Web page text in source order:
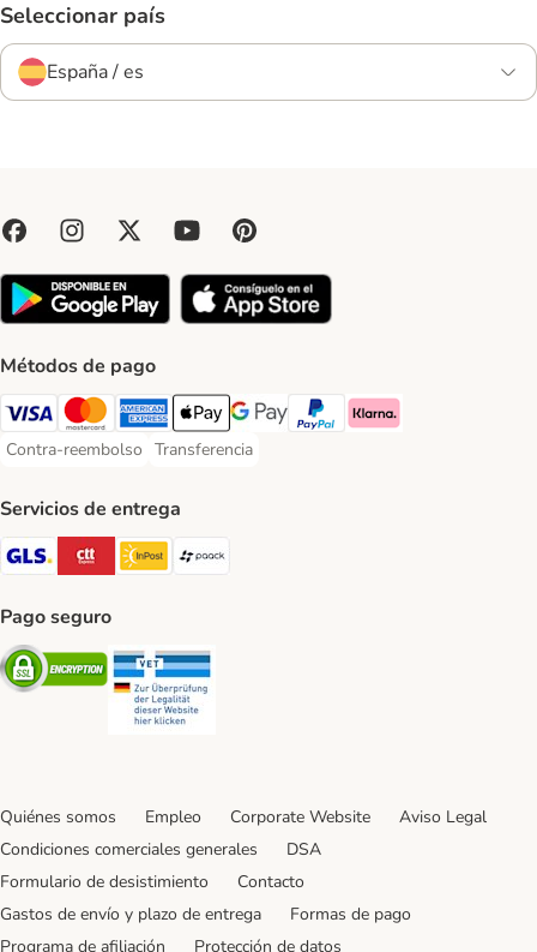
Seleccionar país
España / es
Métodos de pago
Visa Payment Method
Mastercard Payment Method
American Express Payment Method
Apple Pay Payment Method
Google Pay Payment Method
PayPal Payment Method
Klarna Payment Method
Contra-reembolso
Contra-reembolso Payment Method
Transferencia
Transferencia Payment Method
Servicios de entrega
GLS Shipping Method
CTTExpress Shipping Method
InPost Shipping Method
paack Shipping Method
Pago seguro
Security
Quiénes somos Empleo Corporate Website
Aviso Legal
Condiciones comerciales generales
DSA
Formulario de desistimiento
Contacto
Gastos de envío y plazo de entrega
Formas de pago
Programa de afiliación
Protección de datos